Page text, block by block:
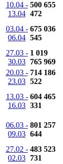
10.04 -
13.04
500 655
472
03.04 -
06.04
675 036
545
27.03 -
30.03
1 019
765 969
20.03 -
23.03
714 186
522
13.03 -
16.03
604 465
331
06.03 -
09.03
801 257
644
27.02 -
02.03
483 523
731